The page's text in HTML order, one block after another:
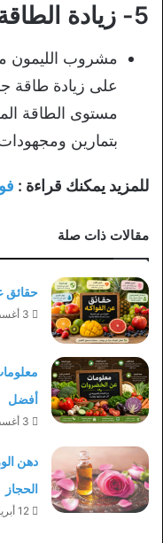
5- زيادة الطاقة:
مشروب الليمون
على زيادة طاقة
مستوى الطاقة
بتمارين
للمزيد يمكنك قراءة :
مقالات ذات صلة
حقائق
3 أغسطس، 2026
أفضل
3 أغسطس، 2026
دهن
الحجاز
12 أبريل، 2026